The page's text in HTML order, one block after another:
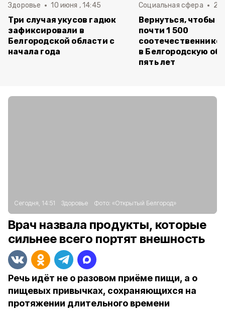
Здоровье 10 июня , 14:45
Три случая укусов гадюк
зафиксировали в
Белгородской области с
начала года
Социальная сфера 20
Вернуться, чтобы
почти 1 500
в Белгородскую
пять лет
Сегодня, 14:51 Здоровье Фото: «Открытый Белгород»
Врач назвала продукты, которые
сильнее всего портят внешность
Речь идёт не о разовом приёме пищи, а о
пищевых привычках, сохраняющихся на
протяжении длительного времени